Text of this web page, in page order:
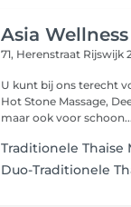
Asia
71, Herenstraat Rijswijk
U kunt bij ons terecht
Hot Stone Massage,
maar ook voor schoon...
Traditionele Thaise
Duo-Traditionele